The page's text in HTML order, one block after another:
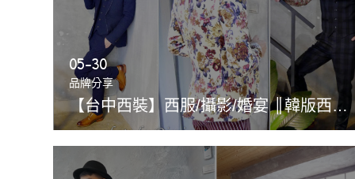
05-30
品牌分享
【台中西裝】西服/攝影/婚宴 ║韓版西裝平價選擇，可租可買樣式多種❤來場不一樣的婚禮吧